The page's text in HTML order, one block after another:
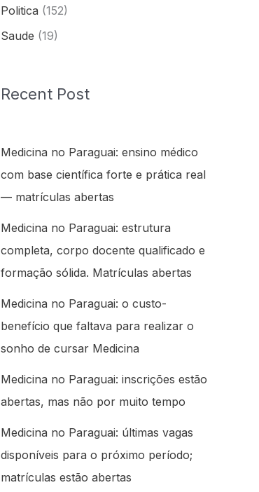
Politica (152)
Saude (19)
Recent Post
Medicina no Paraguai: ensino médico
com base científica forte e prática real
— matrículas abertas
Medicina no Paraguai: estrutura
completa, corpo docente qualificado e
formação sólida. Matrículas abertas
Medicina no Paraguai: o custo-
benefício que faltava para realizar o
sonho de cursar Medicina
Medicina no Paraguai: inscrições estão
abertas, mas não por muito tempo
Medicina no Paraguai: últimas vagas
disponíveis para o próximo período;
matrículas estão abertas